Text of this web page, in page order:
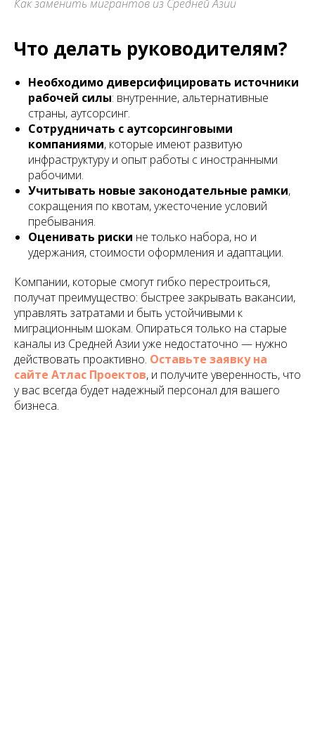
Как заменить мигрантов из Средней Азии
Что делать руководителям?
Необходимо диверсифицировать источники
рабочей силы: внутренние, альтернативные
страны, аутсорсинг.
Сотрудничать с аутсорсинговыми
компаниями, которые имеют развитую
инфраструктуру и опыт работы с иностранными
рабочими.
Учитывать новые законодательные рамки,
сокращения по квотам, ужесточение условий
пребывания.
Оценивать риски не только набора, но и
удержания, стоимости оформления и адаптации.
Компании, которые смогут гибко перестроиться,
получат преимущество: быстрее закрывать вакансии,
управлять затратами и быть устойчивыми к
миграционным шокам. Опираться только на старые
каналы из Средней Азии уже недостаточно — нужно
действовать проактивно. Оставьте заявку на
сайте Атлас Проектов, и получите уверенность, что
у вас всегда будет надежный персонал для вашего
бизнеса.